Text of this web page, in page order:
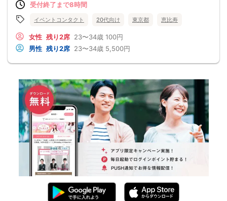
受付終了まで8時間
イベントコンタクト 20代向け 東京都 恵比寿
女性 残り2席 23〜34歳 100円
男性 残り2席 23〜34歳 5,500円